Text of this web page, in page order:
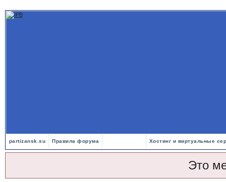
partizansk.su Правила форума Хостинг и виртуальные
Это